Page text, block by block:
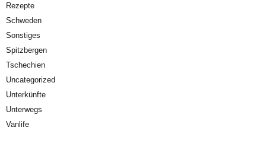
Rezepte
Schweden
Sonstiges
Spitzbergen
Tschechien
Uncategorized
Unterkünfte
Unterwegs
Vanlife